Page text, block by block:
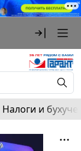
Налоги и